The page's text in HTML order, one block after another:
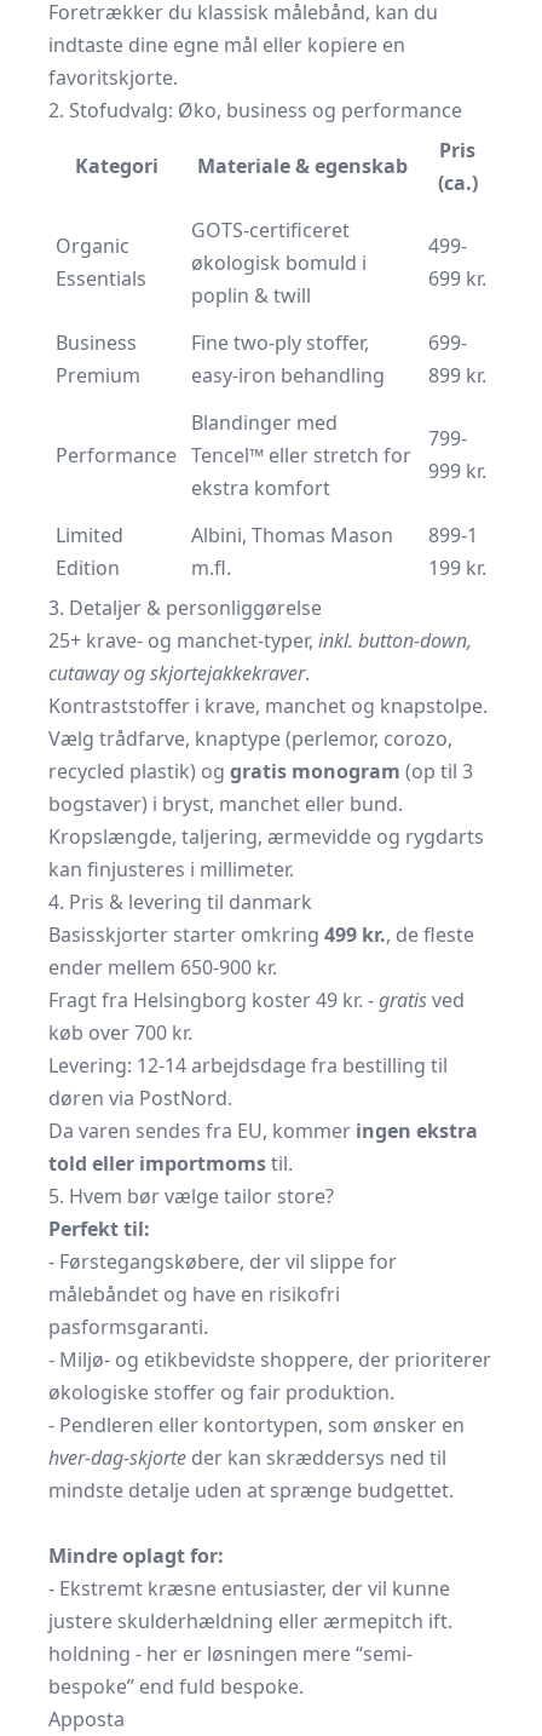
Foretrækker du klassisk målebånd, kan du
indtaste dine egne mål eller kopiere en
favoritskjorte.
2. Stofudvalg: Øko, business og performance
Kategori Materiale & egenskab
Pris
(ca.)
Organic
Essentials
GOTS-certificeret
økologisk bomuld i
poplin & twill
499-
699 kr.
Business
Premium
Fine two-ply stoffer,
easy-iron behandling
699-
899 kr.
Performance
Blandinger med
Tencel™ eller stretch for
ekstra komfort
799-
999 kr.
Limited
Edition
Albini, Thomas Mason
m.fl.
899-1
199 kr.
3. Detaljer & personliggørelse
25+ krave- og manchet-typer, inkl. button-down,
cutaway og skjortejakkekraver.
Kontrast­stoffer i krave, manchet og knapstolpe.
Vælg trådfarve, knaptype (perlemor, corozo,
recycled plastik) og gratis monogram (op til 3
bogstaver) i bryst, manchet eller bund.
Kropslængde, taljering, ærme­vidde og rygdarts
kan finjusteres i millimeter.
4. Pris & levering til danmark
Basis­skjorter starter omkring 499 kr., de fleste
ender mellem 650-900 kr.
Fragt fra Helsingborg koster 49 kr. -gratisved
køb over 700 kr.
Levering: 12-14 arbejdsdage fra bestilling til
døren via PostNord.
Da varen sendes fra EU, kommer ingen ekstra
told eller importmomstil.
5. Hvem bør vælge tailor store?
Perfekt til:
- Førstegangs­købere, der vil slippe for
målebåndet og have en risiko­fri
pasformsgaranti.
- Miljø- og etikbevidste shoppere, der prioriterer
økologiske stoffer og fair produktion.
- Pendleren eller kontor­typen, som ønsker en
hver-dag-skjorte der kan skræddersys ned til
mindste detalje uden at sprænge budgettet.
Mindre oplagt for:
- Ekstremt kræsne entusiaster, der vil kunne
justere skulder­hældning eller ærme­pitch ift.
holdning - her er løsningen mere “semi-
bespoke” end fuld bespoke.
Apposta